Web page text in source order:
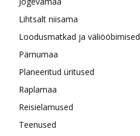
Lihtsalt niisama
Loodusmatkad ja väliööbimised
Pärnumaa
Planeeritud üritused
Raplamaa
Reisielamused
Teenused